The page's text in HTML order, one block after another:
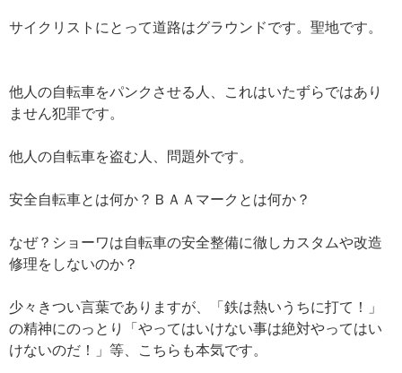
サイクリストにとって道路はグラウンドです。聖地です。
他人の自転車をパンクさせる人、これはいたずらではあり
ません犯罪です。
他人の自転車を盗む人、問題外です。
安全自転車とは何か？ＢＡＡマークとは何か？
なぜ？ショーワは自転車の安全整備に徹しカスタムや改造
修理をしないのか？
少々きつい言葉でありますが、「鉄は熱いうちに打て！」
の精神にのっとり「やってはいけない事は絶対やってはい
けないのだ！」等、こちらも本気です。